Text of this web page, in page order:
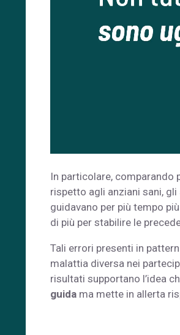
In particolare, comparando
rispetto agli anziani sani, gli
guidavano per più tempo
di più per stabilire le
Tali errori presenti in
malattia diversa nei
risultati supportano l’idea
guida ma mette in allerta